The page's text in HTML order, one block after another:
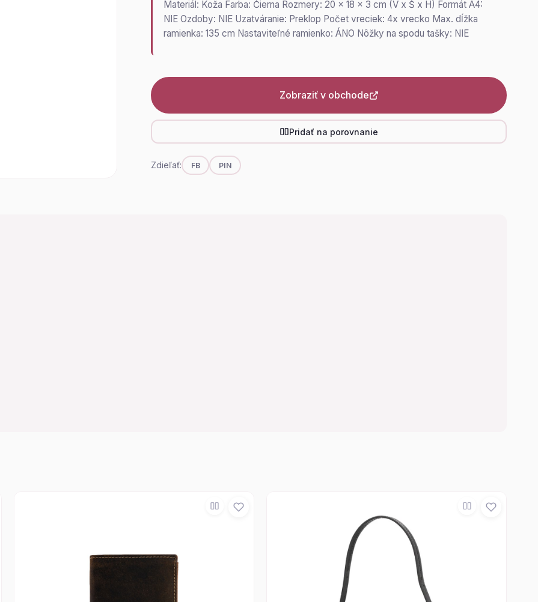
Materiál: Koža Farba: Čierna Rozmery: 20 x 18 x 3 cm (V x Š x H) Formát A4:
NIE Ozdoby: NIE Uzatváranie: Preklop Počet vreciek: 4x vrecko Max. dĺžka
ramienka: 135 cm Nastaviteľné ramienko: ÁNO Nôžky na spodu tašky: NIE
Zobraziť v obchode
Pridať na porovnanie
Zdieľať: FB PIN